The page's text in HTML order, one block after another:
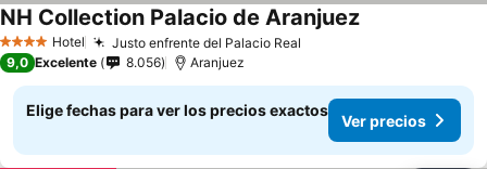
4 EstrellasHotel Justo enfrente del Palacio Real
NH Collection Palacio de Aranjuez
9,0 Excelente 8.056 Aranjuez
Elige fechas para ver los precios exactos
Ver precios